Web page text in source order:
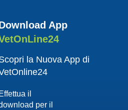
App
la Nuova App di
Effettua il
per il